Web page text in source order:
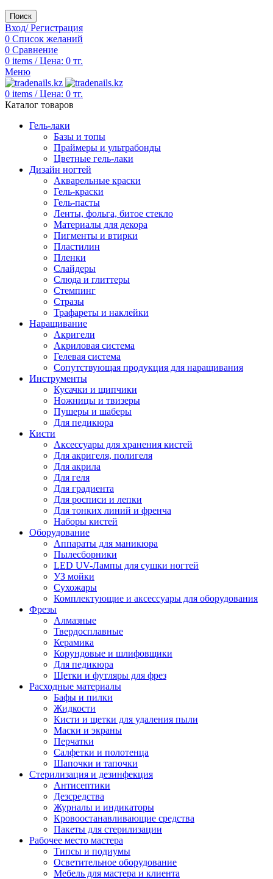
Поиск
Вход/ Регистрация
0 Список желаний
0 Сравнение
0 items / Цена: 0 тг.
Меню
0 items / Цена: 0 тг.
Каталог товаров
Гель-лаки
Базы и топы
Праймеры и ультрабонды
Цветные гель-лаки
Дизайн ногтей
Акварельные краски
Гель-краски
Гель-пасты
Ленты, фольга, битое стекло
Материалы для декора
Пигменты и втирки
Пластилин
Пленки
Слайдеры
Слюда и глиттеры
Стемпинг
Стразы
Трафареты и наклейки
Наращивание
Акригели
Акриловая система
Гелевая система
Сопутствующая продукция для наращивания
Инструменты
Кусачки и щипчики
Ножницы и твизеры
Пушеры и шаберы
Для педикюра
Кисти
Аксессуары для хранения кистей
Для акригеля, полигеля
Для акрила
Для геля
Для градиента
Для росписи и лепки
Для тонких линий и френча
Наборы кистей
Оборудование
Аппараты для маникюра
Пылесборники
LED UV-Лампы для сушки ногтей
УЗ мойки
Сухожары
Комплектующие и аксессуары для оборудования
Фрезы
Алмазные
Твердосплавные
Керамика
Корундовые и шлифовщики
Для педикюра
Щетки и футляры для фрез
Расходные материалы
Бафы и пилки
Жидкости
Кисти и щетки для удаления пыли
Маски и экраны
Перчатки
Салфетки и полотенца
Шапочки и тапочки
Стерилизация и дезинфекция
Антисептики
Дезсредства
Журналы и индикаторы
Кровоостанавливающие средства
Пакеты для стерилизации
Рабочее место мастера
Типсы и подиумы
Осветительное оборудование
Мебель для мастера и клиента